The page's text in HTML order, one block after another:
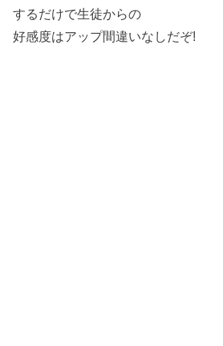
するだけで生徒からの
好感度はアップ間違いなしだぞ!